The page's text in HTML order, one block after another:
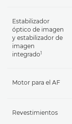
Estabilizador
óptico de imagen
y estabilizador de
imagen
integrado1
Motor para el AF
Revestimientos